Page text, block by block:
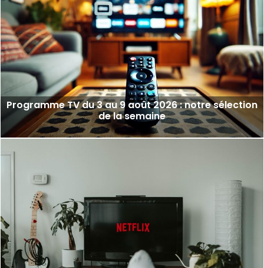
Programme TV du 3 au 9 août 2026 : notre sélection
de la semaine